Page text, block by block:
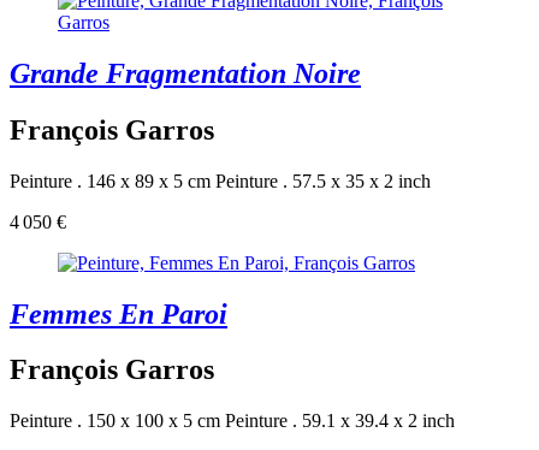
Grande Fragmentation Noire
François Garros
Peinture . 146 x 89 x 5 cm Peinture . 57.5 x 35 x 2 inch
4 050 €
Femmes En Paroi
François Garros
Peinture . 150 x 100 x 5 cm Peinture . 59.1 x 39.4 x 2 inch